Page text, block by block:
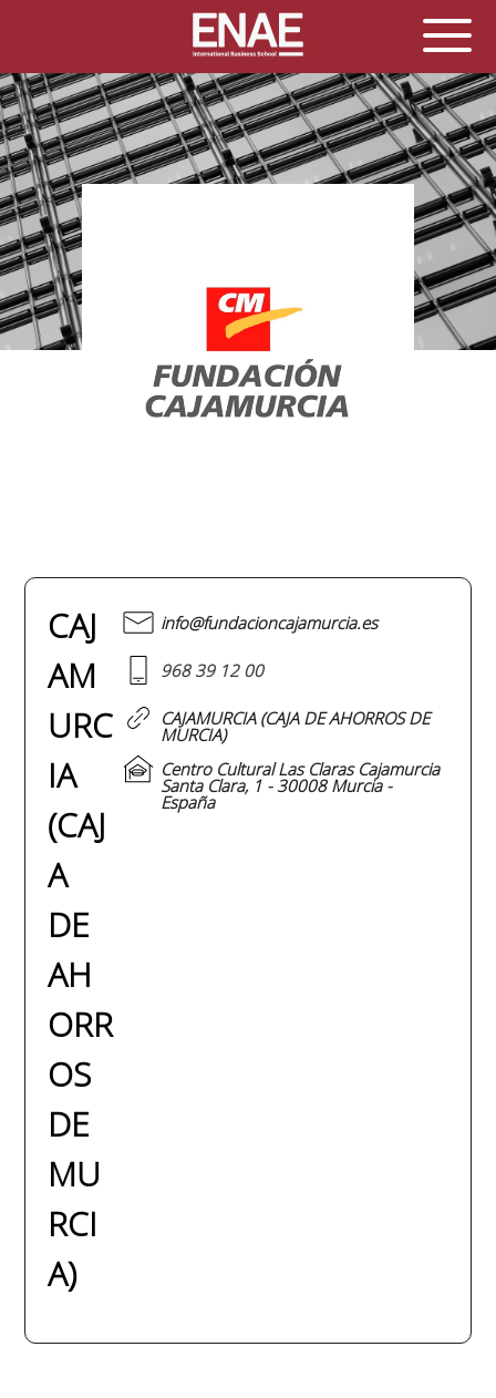
CAJ
AM
URC
IA
(CAJ
A
DE
AH
ORR
OS
DE
MU
RCI
A)
info@fundacioncajamurcia.es
968 39 12 00
CAJAMURCIA (CAJA DE AHORROS DE
MURCIA)
Centro Cultural Las Claras Cajamurcia
Santa Clara, 1 - 30008 Murcia -
España